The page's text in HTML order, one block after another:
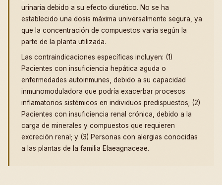
urinaria debido a su efecto diurético. No se ha
establecido una dosis máxima universalmente segura, ya
que la concentración de compuestos varía según la
parte de la planta utilizada.
Las contraindicaciones específicas incluyen: (1)
Pacientes con insuficiencia hepática aguda o
enfermedades autoinmunes, debido a su capacidad
inmunomoduladora que podría exacerbar procesos
inflamatorios sistémicos en individuos predispuestos; (2)
Pacientes con insuficiencia renal crónica, debido a la
carga de minerales y compuestos que requieren
excreción renal; y (3) Personas con alergias conocidas
a las plantas de la familia Elaeagnaceae.